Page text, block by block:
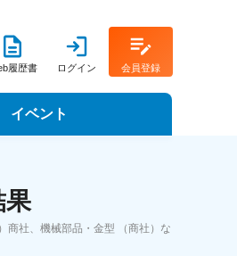
履歴書 ログイン 会員登録
イベント
果
商社、機械部品・金型 （商社）な